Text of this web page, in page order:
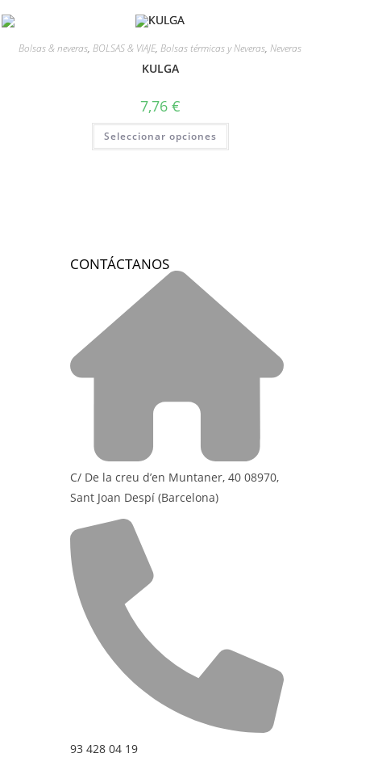
Bolsas & neveras,BOLSAS & VIAJE,Bolsas térmicas y Neveras,Neveras
KULGA
7,76 €
Seleccionar opciones
CONTÁCTANOS
C/ De la creu d’en Muntaner, 40 08970,
Sant Joan Despí (Barcelona)
93 428 04 19